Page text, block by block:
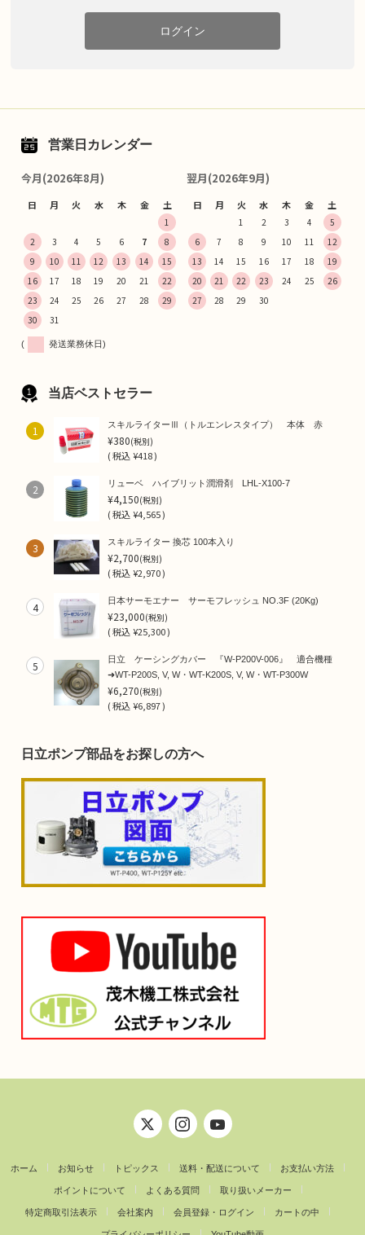
ログイン
営業日カレンダー
今月(2026年8月)
日 月 火 水 木 金 土
1
2
3 4 5 6 7
8
9
10 11 12 13 14
15
16
17 18 19 20 21
22
23
24 25 26 27 28
29
30
31
翌月(2026年9月)
日 月 火 水 木 金 土
1 2 3 4
5
6
7 8 9 10 11
12
13
14 15 16 17 18
19
20
21 22 23 24 25
26
27
28 29 30
( 発送業務休日)
当店ベストセラー
1 スキルライターⅢ（トルエンレスタイプ） 本体 赤
¥380(税別)
(税込¥418 )
2 リューベ ハイブリット潤滑剤 LHL-X100-7
¥4,150(税別)
(税込¥4,565 )
3 スキルライター 換芯 100本入り
¥2,700(税別)
(税込¥2,970 )
4 日本サーモエナー サーモフレッシュ NO.3F (20Kg)
¥23,000(税別)
(税込¥25,300 )
5
日立 ケーシングカバー 『W-P200V-006』 適合機種
➜WT-P200S, V, W・WT-K200S, V, W・WT-P300W
¥6,270(税別)
(税込¥6,897 )
日立ポンプ部品をお探しの方へ
ホーム お知らせ トピックス 送料・配送について お支払い方法
ポイントについて よくある質問 取り扱いメーカー
特定商取引法表示 会社案内 会員登録・ログイン カートの中